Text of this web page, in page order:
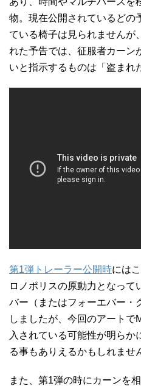
物。現在公開されているどの
ている椅子は見られませんが
れた予告では、征服者カーン
いと指示するものは「盗まれ
第1弾トレーラー公開時には
ロノポリスの原動力となって
バー（またはフォーエバー・
しましたが、今回のアートで
入されている可能性が明らか
る事もありえるかもしれませ
また、第1弾の時にカーンを